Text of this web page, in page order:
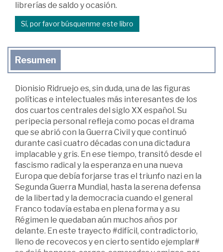
librerías de saldo y ocasión.
Sí, por favor búsquenme este libro
Resumen
Dionisio Ridruejo es, sin duda, una de las figuras
políticas e intelectuales más interesantes de los
dos cuartos centrales del siglo XX español. Su
peripecia personal refleja como pocas el drama
que se abrió con la Guerra Civil y que continuó
durante casi cuatro décadas con una dictadura
implacable y gris. En ese tiempo, transitó desde el
fascismo radical y la esperanza en una nueva
Europa que debía forjarse tras el triunfo nazi en la
Segunda Guerra Mundial, hasta la serena defensa
de la libertad y la democracia cuando el general
Franco todavía estaba en plena forma y a su
Régimen le quedaban aún muchos años por
delante. En este trayecto #difícil, contradictorio,
lleno de recovecos y en cierto sentido ejemplar#